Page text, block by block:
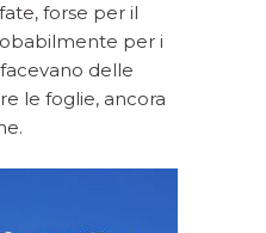
forse per il
per i
delle
le foglie, ancora